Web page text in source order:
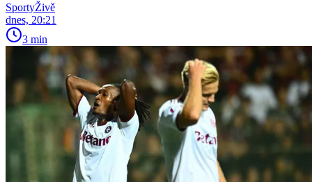
SportyŽivě
dnes, 20:21
3 min